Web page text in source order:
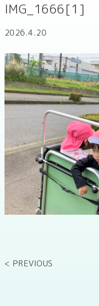
IMG_1666[1]
2026.4.20
< PREVIOUS